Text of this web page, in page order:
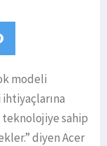
modeli
sahip
diyen Acer